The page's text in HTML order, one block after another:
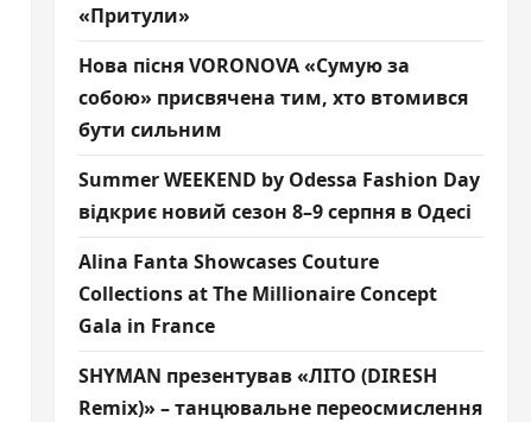
«Притули»
Нова пісня VORONOVA «Сумую за
собою» присвячена тим, хто втомився
бути сильним
Summer WEEKEND by Odessa Fashion Day
відкриє новий сезон 8–9 серпня в Одесі
Alina Fanta Showcases Couture
Collections at The Millionaire Concept
Gala in France
SHYMAN презентував «ЛІТО (DIRESH
Remix)» – танцювальне переосмислення